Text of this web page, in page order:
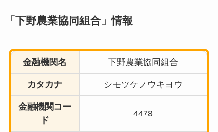
「下野農業協同組合」情報
金融機関名 下野農業協同組合
カタカナ シモツケノウキヨウ
金融機関コー
ド
4478